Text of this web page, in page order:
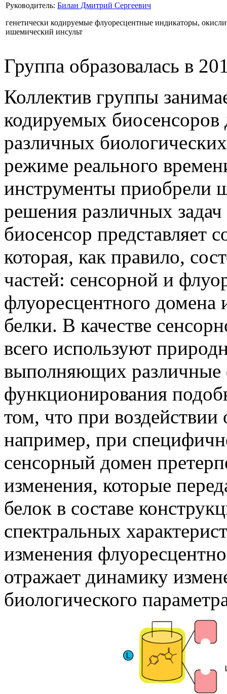
Руководитель: Билан Дмитрий Сергеевич
генетически кодируемые флуоресцентные индикаторы,
ишемический инсульт
Группа образовалась в
Коллектив группы
кодируемых
различных
режиме реального
инструменты приобрели
решения различных
биосенсор представляет
которая, как правило,
частей: сенсорной и
флуоресцентного домена
белки. В качестве
всего используют
выполняющих различные
функционирования
том, что при воздействии
например, при
сенсорный домен
изменения, которые
белок в составе
спектральных
изменения
отражает динамику
биологического